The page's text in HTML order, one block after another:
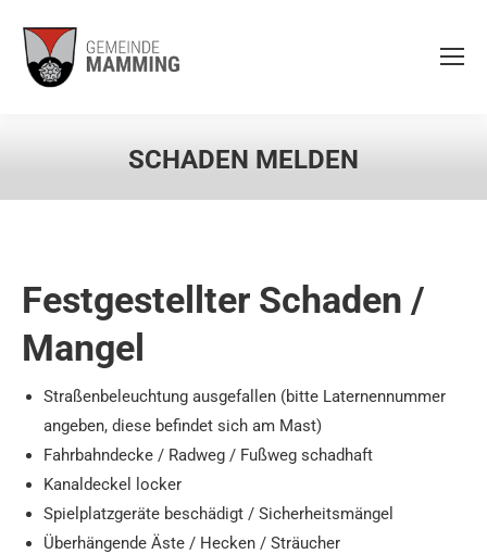
SCHADEN MELDEN
Festgestellter Schaden /
Mangel
Straßenbeleuchtung ausgefallen (bitte Laternennummer
angeben, diese befindet sich am Mast)
Fahrbahndecke / Radweg / Fußweg schadhaft
Kanaldeckel locker
Spielplatzgeräte beschädigt / Sicherheitsmängel
Überhängende Äste / Hecken / Sträucher